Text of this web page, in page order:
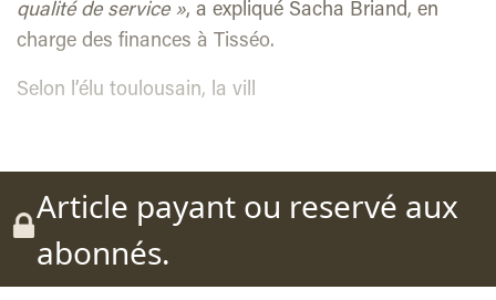
qualité de service », a expliqué Sacha Briand, en
charge des finances à Tisséo.
Selon l’élu toulousain, la vill
Article payant ou reservé aux
abonnés.